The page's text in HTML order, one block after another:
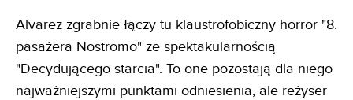
Alvarez zgrabnie łączy tu klaustrofobiczny horror "8.
pasażera Nostromo" ze spektakularnością
"Decydującego starcia". To one pozostają dla niego
najważniejszymi punktami odniesienia, ale reżyser